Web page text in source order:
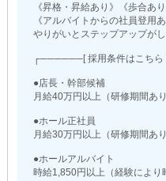
《昇格・昇給あり》《歩合あり
《アルバイトからの社員登用
やりがいとステップアップが
┌──────[ 採用条件はこち
●店長・幹部候補
月給40万円以上（研修期間あり
●ホール正社員
月給30万円以上（研修期間あり
●ホールアルバイト
時給1,850円以上（経験により